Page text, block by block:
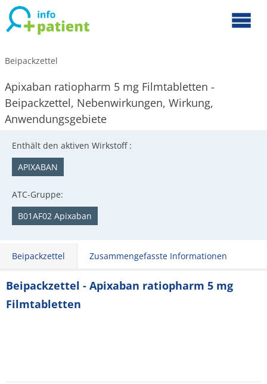
Beipackzettel
Apixaban ratiopharm 5 mg Filmtabletten -
Beipackzettel, Nebenwirkungen, Wirkung,
Anwendungsgebiete
Enthält den aktiven Wirkstoff :
APIXABAN
ATC-Gruppe:
B01AF02 Apixaban
Beipackzettel Zusammengefasste Informationen
Beipackzettel - Apixaban ratiopharm 5 mg
Filmtabletten